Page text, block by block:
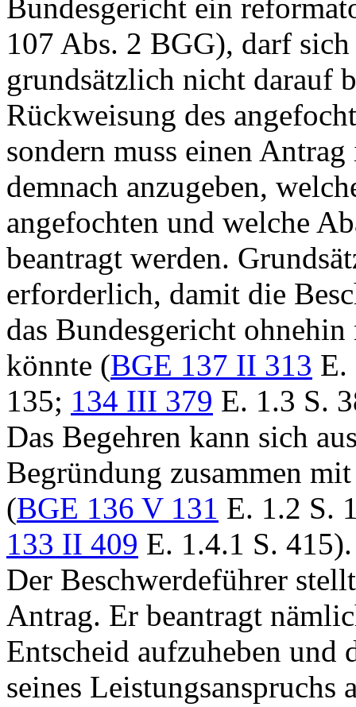
Bundesgericht ein
107 Abs. 2 BGG), darf sich
grundsätzlich nicht darauf
Rückweisung des
sondern muss einen
demnach anzugeben,
angefochten und welche
beantragt werden.
erforderlich, damit die
das Bundesgericht
könnte (BGE 137 II 313 E.
135; 134 III 379 E. 1.3 S.
Das Begehren kann sich
Begründung zusammen
(BGE 136 V 131 E. 1.2 S.
133 II 409 E. 1.4.1 S. 415).
Der Beschwerdeführer
Antrag. Er beantragt
Entscheid aufzuheben und
seines